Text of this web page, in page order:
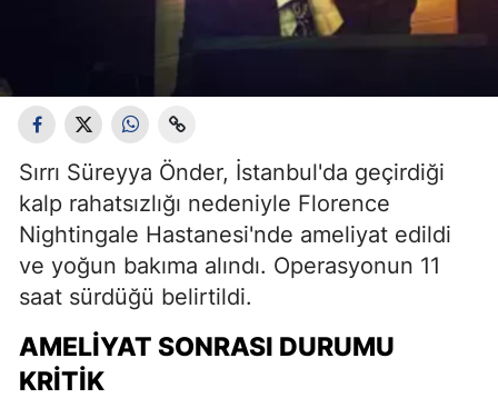
Sırrı Süreyya Önder, İstanbul'da geçirdiği
kalp rahatsızlığı nedeniyle Florence
Nightingale Hastanesi'nde ameliyat edildi
ve yoğun bakıma alındı. Operasyonun 11
saat sürdüğü belirtildi.
AMELIYAT SONRASI DURUMU
KRITIK